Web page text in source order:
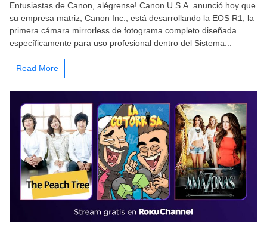
Entusiastas de Canon, alégrense! Canon U.S.A. anunció hoy que
su empresa matriz, Canon Inc., está desarrollando la EOS R1, la
primera cámara mirrorless de fotograma completo diseñada
específicamente para uso profesional dentro del Sistema...
Read More